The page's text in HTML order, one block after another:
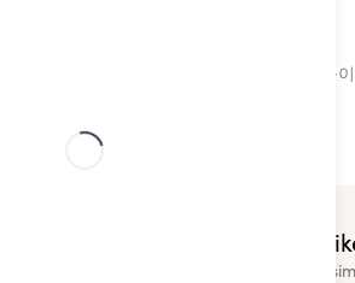
고품질 스칸디나비아 디자인은 전문가의 도움
You may also
Check out some of our other